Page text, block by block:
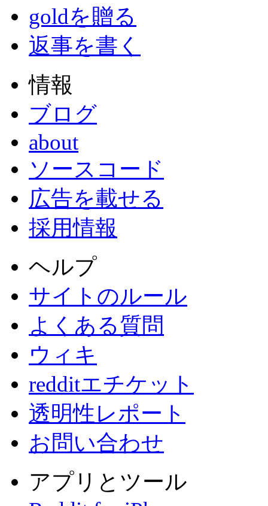
goldを贈る
返事を書く
情報
ブログ
about
ソースコード
広告を載せる
採用情報
ヘルプ
サイトのルール
よくある質問
ウィキ
redditエチケット
透明性レポート
お問い合わせ
アプリとツール